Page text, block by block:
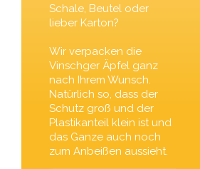
Schale, Beutel oder
lieber Karton?
Wir verpacken die
Vinschger Äpfel ganz
nach Ihrem Wunsch.
Natürlich so, dass der
Schutz groß und der
Plastikanteil klein ist und
das Ganze auch noch
zum Anbeißen aussieht.